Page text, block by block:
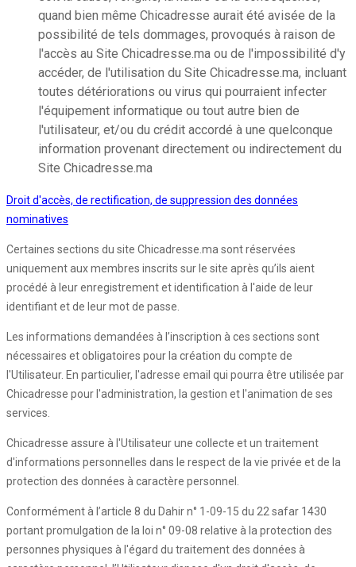
quand bien même Chicadresse aurait été avisée de la
possibilité de tels dommages, provoqués à raison de
l'accès au Site Chicadresse.ma ou de l'impossibilité d'y
accéder, de l'utilisation du Site Chicadresse.ma, incluant
toutes détériorations ou virus qui pourraient infecter
l'équipement informatique ou tout autre bien de
l'utilisateur, et/ou du crédit accordé à une quelconque
information provenant directement ou indirectement du
Site Chicadresse.ma
Droit d'accès, de rectification, de suppression des données
nominatives
Certaines sections du site Chicadresse.ma sont réservées
uniquement aux membres inscrits sur le site après qu’ils aient
procédé à leur enregistrement et identification à l'aide de leur
identifiant et de leur mot de passe.
Les informations demandées à l’inscription à ces sections sont
nécessaires et obligatoires pour la création du compte de
l'Utilisateur. En particulier, l'adresse email qui pourra être utilisée par
Chicadresse pour l'administration, la gestion et l'animation de ses
services.
Chicadresse assure à l'Utilisateur une collecte et un traitement
d'informations personnelles dans le respect de la vie privée et de la
protection des données à caractère personnel.
Conformément à l’article 8 du Dahir n° 1-09-15 du 22 safar 1430
portant promulgation de la loi n° 09-08 relative à la protection des
personnes physiques à l'égard du traitement des données à